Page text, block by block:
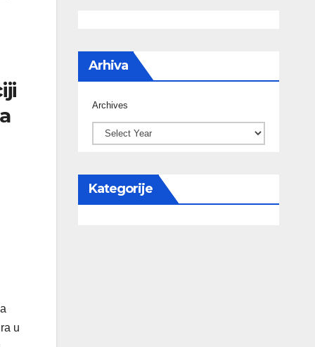
u
Arhiva
Archives
Kategorije